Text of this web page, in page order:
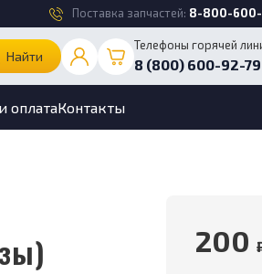
Поставка запчастей: 8-800-600-
Найти
Телефоны горячей
8 (800) 600-92-79
оплатаКонтакты
200